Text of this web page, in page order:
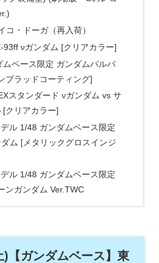
コ・ドーガ（再入荷）
93ff νガンダム [クリアカラー]
ムベース限定 ガンダムバルバ
ブラッドコーティング]
スタンダード νガンダム vs サ
[クリアカラー]
ル 1/48 ガンダムベース限定
ム [メタリックグロスインジ
ル 1/48 ガンダムベース限定
ンガンダム Ver.TWC
)【ガンダムベース】東